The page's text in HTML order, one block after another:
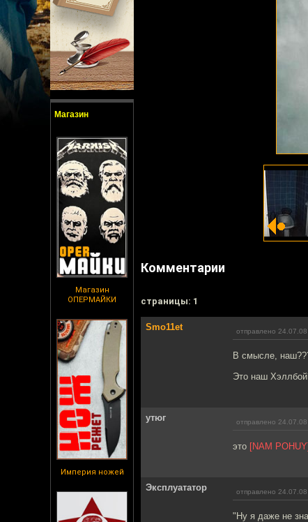
Магазин
Магазин
ОПЕРМАЙКИ
Империя ножей
Комментарии
cтраницы: 1
Smo11et отправлено
В смысле,
Это наш
утюг отправлено
это [NAM POHUY]
Эксплуататор отправлено
"Ну я даже не